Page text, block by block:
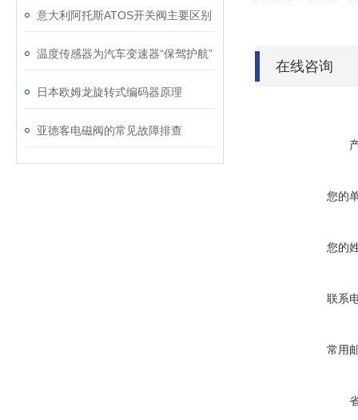
意大利阿托斯ATOS开关阀主要区别
温度传感器为汽车变速器“保驾护航”
日本欧姆龙旋转式编码器原理
亚德客电磁阀的常见故障排查
在线咨询
您的
您的
联系
常用